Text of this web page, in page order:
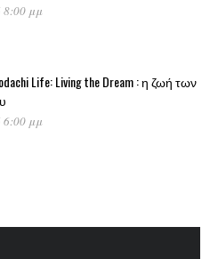
8:00 μμ
Life: Living the Dream : η ζωή των
6:00 μμ